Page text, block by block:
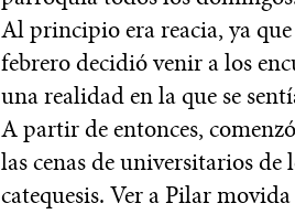
Al principio era reacia, ya que
febrero decidió venir a los
una realidad en la que se
A partir de entonces,
las cenas de universitarios
catequesis. Ver a Pilar